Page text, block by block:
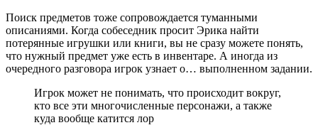
Поиск предметов тоже сопровождается туманными
описаниями. Когда собеседник просит Эрика найти
потерянные игрушки или книги, вы не сразу можете понять,
что нужный предмет уже есть в инвентаре. А иногда из
очередного разговора игрок узнает о… выполненном задании.
Игрок может не понимать, что происходит вокруг,
кто все эти многочисленные персонажи, а также
куда вообще катится лор